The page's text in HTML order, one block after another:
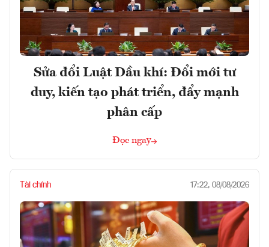
Sửa đổi Luật Dầu khí: Đổi mới tư
duy, kiến tạo phát triển, đẩy mạnh
phân cấp
Đọc ngay
Tài chính 17:22, 08/08/2026